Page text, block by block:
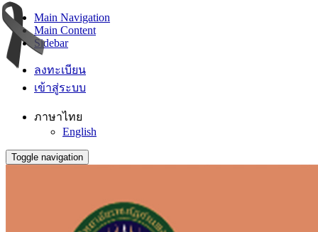
Main Navigation
Main Content
Sidebar
ลงทะเบียน
เข้าสู่ระบบ
ภาษาไทย
English
Toggle navigation